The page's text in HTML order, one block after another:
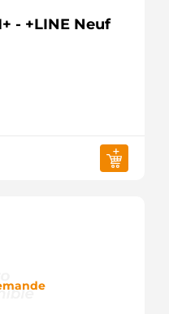
- +LINE Neuf